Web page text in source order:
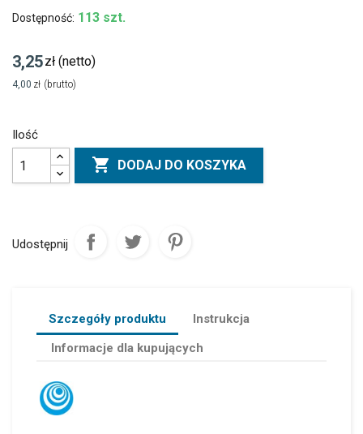
Dostępność: 113 szt.
3,25zł (netto)
4,00 zł (brutto)
Ilość
 DODAJ DO KOSZYKA
Udostępnij
Szczegóły produktu
Instrukcja
Informacje dla kupujących